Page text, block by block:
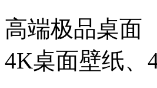
高端极品桌面
4K桌面壁纸、